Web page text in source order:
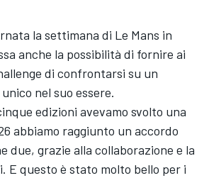
la settimana di Le Mans in
anche la possibilità di fornire ai
di confrontarsi su un
nel suo essere.
edizioni avevamo svolto una
abbiamo raggiunto un accordo
due, grazie alla collaborazione e la
E questo è stato molto bello per i